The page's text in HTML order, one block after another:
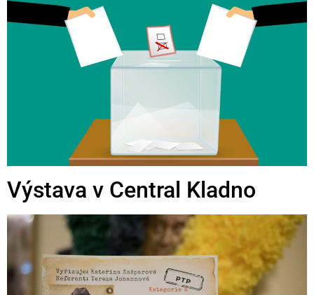
Výstava v Central Kladno